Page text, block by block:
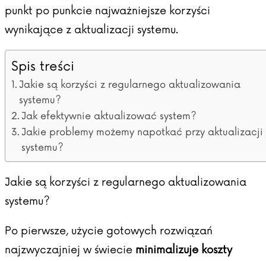
punkt po punkcie najważniejsze korzyści
wynikające z aktualizacji systemu.
Spis treści
Jakie są korzyści z regularnego aktualizowania
systemu?
Jak efektywnie aktualizować system?
Jakie problemy możemy napotkać przy aktualizacji
systemu?
Jakie są korzyści z regularnego aktualizowania
systemu?
Po pierwsze, użycie gotowych rozwiązań
najzwyczajniej w świecie minimalizuje koszty